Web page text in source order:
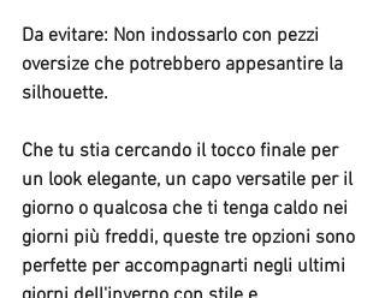
Da evitare: Non indossarlo con pezzi
oversize che potrebbero appesantire la
silhouette.
Che tu stia cercando il tocco finale per
un look elegante, un capo versatile per il
giorno o qualcosa che ti tenga caldo nei
giorni più freddi, queste tre opzioni sono
perfette per accompagnarti negli ultimi